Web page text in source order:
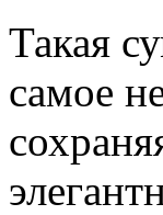
Такая
самое